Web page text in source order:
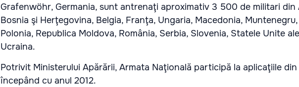
Grafenwöhr, Germania, sunt antrenaţi aproximativ 3 500 de militari din
Bosnia şi Herţegovina, Belgia, Franţa, Ungaria, Macedonia,
Polonia, Republica Moldova, România, Serbia, Slovenia, Statele Unite
Ucraina.
Potrivit Ministerului Apărării, Armata Naţională participă la aplicaţiile din
începând cu anul 2012.